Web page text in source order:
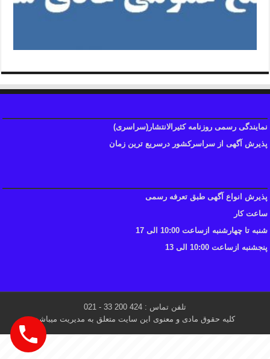
نمایندگی رسمی روزنامه کثیرالانتشار(سراسری)
پذیرش آگهی از سراسرکشور درسریع ترین زمان
پذیرش انواع آگهی طبق تعرفه رسمی
ساعت کار
شنبه تا چهارشنبه ازساعت 10:00 الی 17
پنجشنبه ازساعت 10:00 الی 13
تلفن تماس : 424 200 33 - 021
کلیه حقوق مادی و معنوی این سایت متعلق به مدیریت میباشد